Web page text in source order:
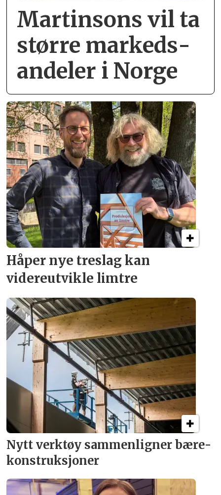
Martinsons vil ta
større markeds­
andeler i Norge
Håper nye treslag kan
videreutvikle limtre
Nytt verktøy sammenligner bære­
konstruksjoner